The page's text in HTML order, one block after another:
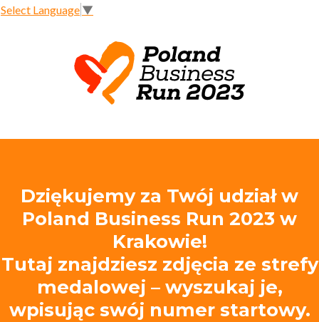
Select Language ▼
Dziękujemy za Twój udział w
Poland Business Run 2023 w
Krakowie!
Tutaj znajdziesz zdjęcia ze strefy
medalowej – wyszukaj je,
wpisując swój numer startowy.